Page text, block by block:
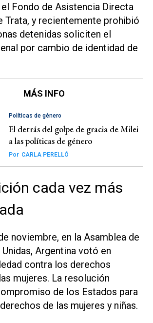
Fondo de Asistencia Directa
Trata, y recientemente prohibió
detenidas soliciten el
por cambio de identidad de
MÁS INFO
Políticas de género
El detrás del golpe de gracia de Milei
a las políticas de género
Por CARLA PERELLÓ
cada vez más
noviembre, en la Asamblea de
Unidas, Argentina votó en
contra los derechos
mujeres. La resolución
de los Estados para
de las mujeres y niñas.